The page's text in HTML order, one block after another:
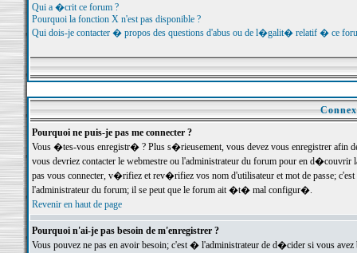
Qui a �crit ce forum ?
Pourquoi la fonction X n'est pas disponible ?
Qui dois-je contacter � propos des questions d'abus ou de l�galit� relatif � ce
Pourquoi ne puis-je pas me connecter ?
Vous �tes-vous enregistr� ? Plus s�rieusement, vous devez vous enregistrer
vous devriez contacter le webmestre ou l'administrateur du forum pour en
pas vous connecter, v�rifiez et rev�rifiez vos nom d'utilisateur et mot de passe;
l'administrateur du forum; il se peut que le forum ait �t� mal configur�.
Revenir en haut de page
Pourquoi n'ai-je pas besoin de m'enregistrer ?
Vous pouvez ne pas en avoir besoin; c'est � l'administrateur de d�cider si vous